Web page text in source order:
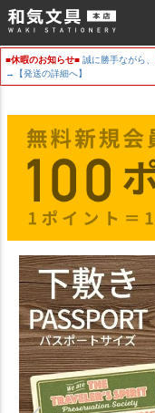
■休暇のお知らせ■ 誠に勝手ながら、
→【発送の詳細へ】